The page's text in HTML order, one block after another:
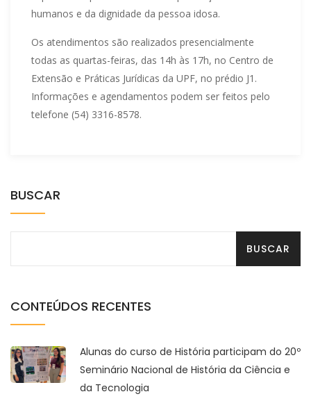
humanos e da dignidade da pessoa idosa.
Os atendimentos são realizados presencialmente
todas as quartas-feiras, das 14h às 17h, no Centro de
Extensão e Práticas Jurídicas da UPF, no prédio J1.
Informações e agendamentos podem ser feitos pelo
telefone (54) 3316-8578.
BUSCAR
CONTEÚDOS RECENTES
Alunas do curso de História participam do 20º
Seminário Nacional de História da Ciência e
da Tecnologia